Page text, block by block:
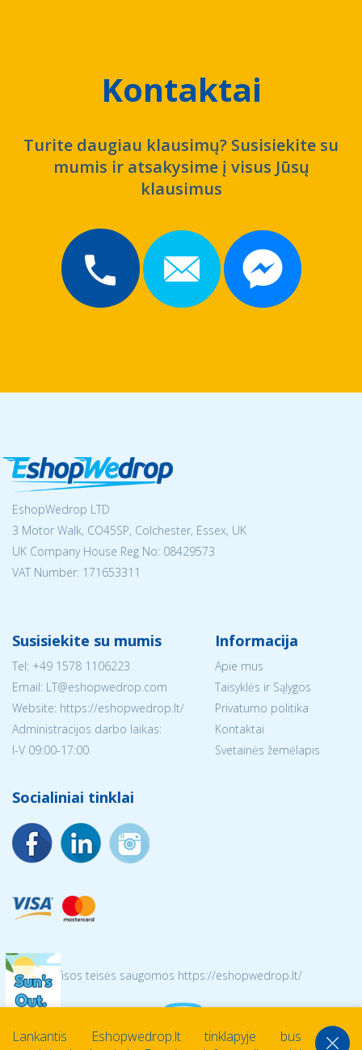
Kontaktai
Turite daugiau klausimų? Susisiekite su
mumis ir atsakysime į visus Jūsų
klausimus
EshopWedrop LTD
3 Motor Walk, CO45SP, Colchester, Essex, UK
UK Company House Reg No: 08429573
VAT Number: 171653311
Susisiekite su mumis
Tel: +49 1578 1106223
Email: LT@eshopwedrop.com
Website: https://eshopwedrop.lt/
Administracijos darbo laikas:
I-V 09:00-17:00
Informacija
Apie mus
Taisyklės ir Sąlygos
Privatumo politika
Kontaktai
Svetainės žemėlapis
Socialiniai tinklai
© 2026 Visos teisės saugomos https://eshopwedrop.lt/
Lankantis Eshopwedrop.lt tinklapyje bus